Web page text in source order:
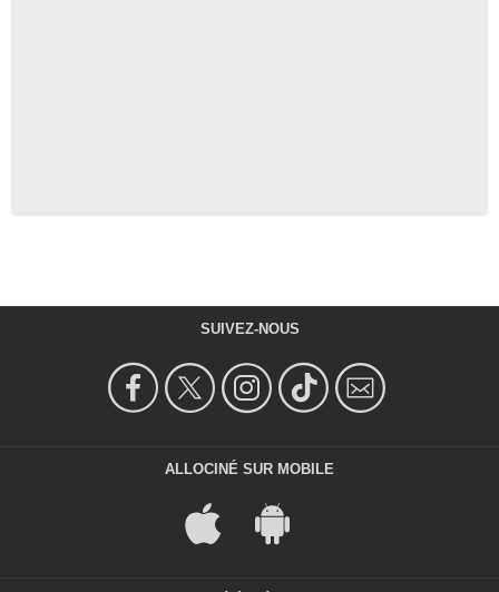
SUIVEZ-NOUS
ALLOCINÉ SUR MOBILE